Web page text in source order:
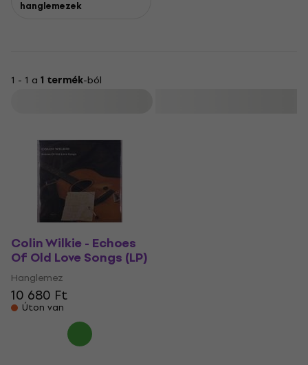
hanglemezek
1 - 1 a 1 termék-ból
Colin Wilkie - Echoes
Of Old Love Songs (LP)
Hanglemez
10 680 Ft
Úton van